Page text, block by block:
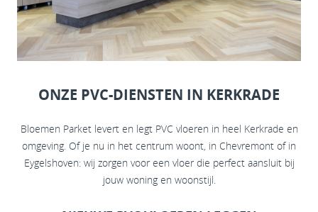
ONZE PVC-DIENSTEN IN KERKRADE
Bloemen Parket levert en legt PVC vloeren in heel Kerkrade en
omgeving. Of je nu in het centrum woont, in Chevremont of in
Eygelshoven: wij zorgen voor een vloer die perfect aansluit bij
jouw woning en woonstijl.